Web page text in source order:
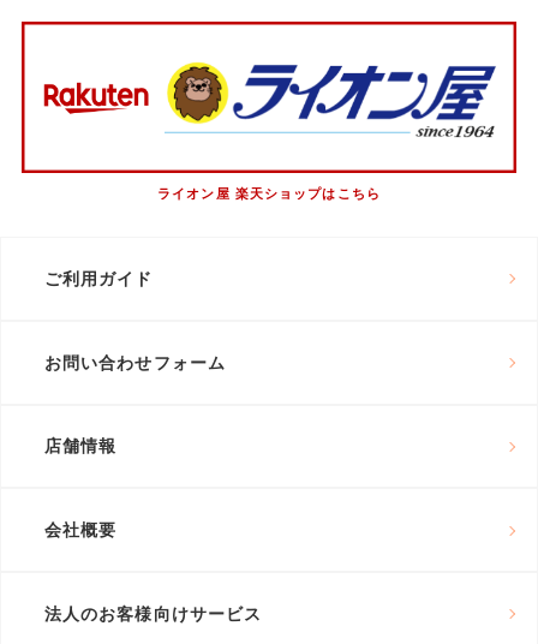
ライオン屋 楽天ショップはこちら
ご利用ガイド
お問い合わせフォーム
店舗情報
会社概要
法人のお客様向けサービス